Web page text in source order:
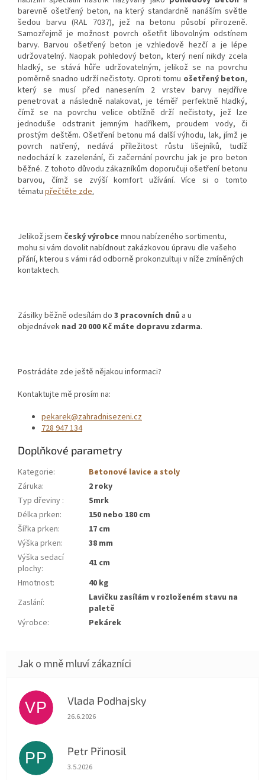
barevně ošetřený beton, na který standardně nanáším světle
šedou barvu (RAL 7037), jež na betonu působí přirozeně.
Samozřejmě je možnost povrch ošetřit libovolným odstínem
barvy. Barvou ošetřený beton je vzhledově hezčí a je lépe
udržovatelný. Naopak pohledový beton, který není nikdy zcela
hladký, se stává hůře udržovatelným, jelikož se na povrchu
poměrně snadno udrží nečistoty. Oproti tomu ošetřený beton,
který se musí před nanesením 2 vrstev barvy nejdříve
penetrovat a následně nalakovat, je téměř perfektně hladký,
čímž se na povrchu velice obtížně drží nečistoty, jež lze
jednoduše odstranit jemným hadříkem, proudem vody, či
prostým deštěm. Ošetření betonu má další výhodu, lak, jímž je
povrch natřený, nedává příležitost růstu lišejníků, tudíž
nedochází k zazelenání, či začernání povrchu jak je pro beton
běžné. Z tohoto důvodu zákazníkům doporučuji ošetření betonu
barvou, čímž se zvýší komfort užívání. Více si o tomto
tématu přečtěte zde.
Jelikož jsem český výrobce mnou nabízeného sortimentu,
mohu si vám dovolit nabídnout zakázkovou úpravu dle vašeho
přání, kterou s vámi rád odborně prokonzultuji v níže zmíněných
kontaktech.
Zásilky běžně odesílám do 3 pracovních dnů a u
objednávek nad 20 000 Kč máte dopravu zdarma.
Postrádáte zde ještě nějakou informaci?
Kontaktujte mě prosím na:
pekarek@zahradnisezeni.cz
728 947 134
Doplňkové parametry
Kategorie:
Betonové lavice a stoly
Záruka:
2 roky
Typ dřeviny :
Smrk
Délka prken:
150 nebo 180 cm
Šířka prken:
17 cm
Výška prken:
38 mm
Výška sedací
plochy:
41 cm
Hmotnost:
40 kg
Zaslání:
Lavičku zasílám v rozloženém stavu na
paletě
Výrobce: Pekárek
VP Vlada Podhajsky
Hodnocení obchodu je 5 z 5 hvězdiček.
26.6.2026
PP Petr Přinosil
Hodnocení obchodu je 5 z 5 hvězdiček.
3.5.2026